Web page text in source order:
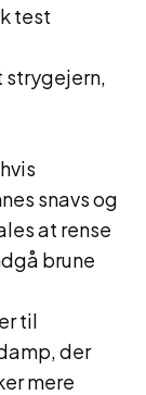
test
strygejern,
snavs og
at rense
brune
til
der
mere